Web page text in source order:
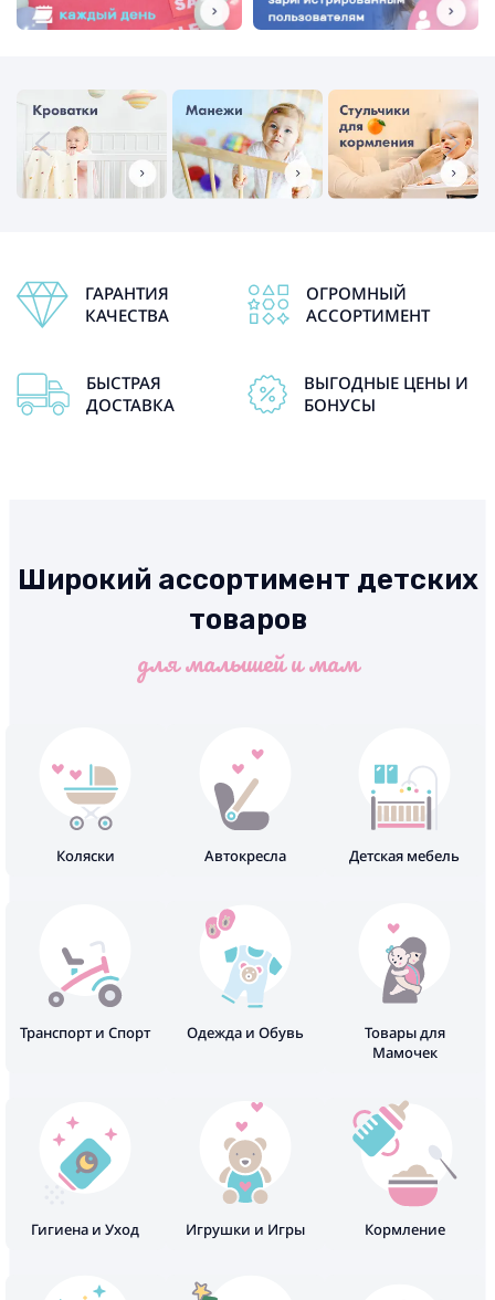
ГАРАНТИЯ
КАЧЕСТВА
ОГРОМНЫЙ
АССОРТИМЕНТ
БЫСТРАЯ
ДОСТАВКА
ВЫГОДНЫЕ ЦЕНЫ И
БОНУСЫ
Широкий ассортимент детских
товаров
для малышей и мам
Коляски Автокресла Детская мебель
Транспорт и Спорт Одежда и Обувь
Товары для
Мамочек
Гигиена и Уход Игрушки и Игры Кормление